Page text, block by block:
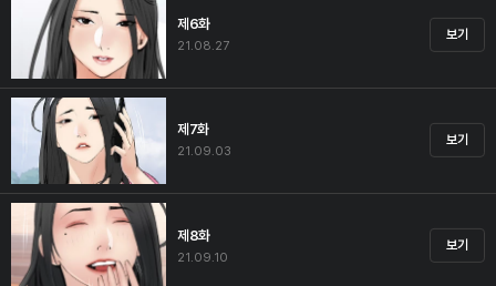
제6화
21.08.27
보기
제7화
21.09.03
보기
제8화
21.09.10
보기